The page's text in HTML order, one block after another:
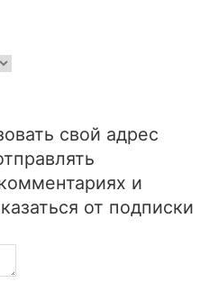
свой адрес
и
от подписки